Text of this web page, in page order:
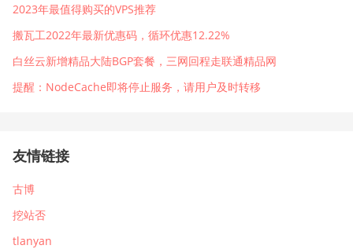
2023年最值得购买的VPS推荐
搬瓦工2022年最新优惠码，循环优惠12.22%
白丝云新增精品大陆BGP套餐，三网回程走联通精品网
提醒：NodeCache即将停止服务，请用户及时转移
友情链接
古博
挖站否
tlanyan